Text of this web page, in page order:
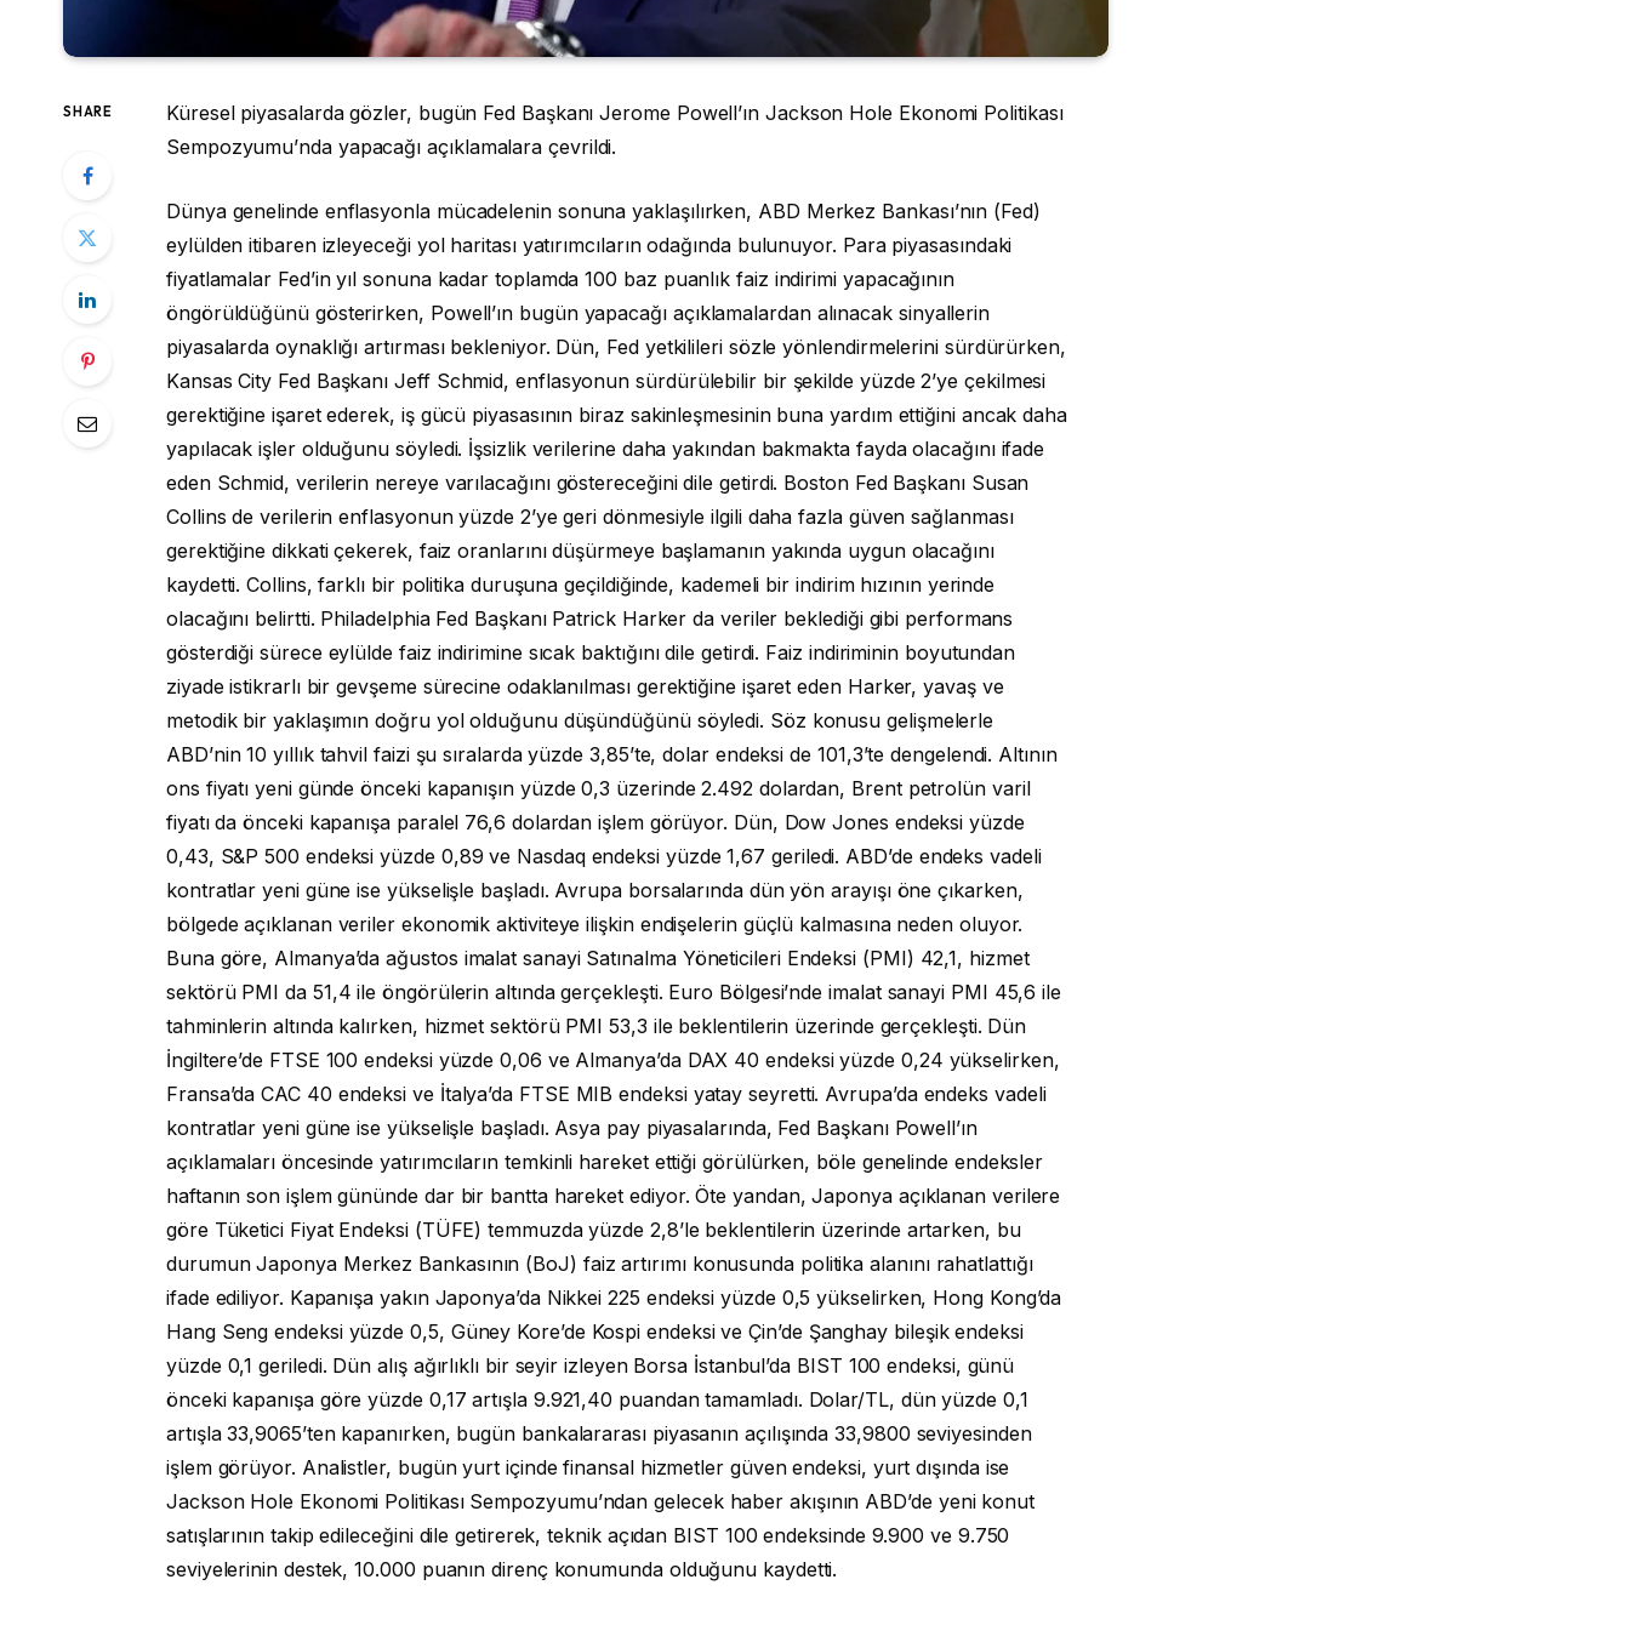
SHARE
Küresel piyasalarda gözler, bugün Fed Başkanı Jerome Powell’ın Jackson Hole Ekonomi Politikası
Sempozyumu’nda yapacağı açıklamalara çevrildi.
Dünya genelinde enflasyonla mücadelenin sonuna yaklaşılırken, ABD Merkez Bankası’nın (Fed)
eylülden itibaren izleyeceği yol haritası yatırımcıların odağında bulunuyor. Para piyasasındaki
fiyatlamalar Fed’in yıl sonuna kadar toplamda 100 baz puanlık faiz indirimi yapacağının
öngörüldüğünü gösterirken, Powell’ın bugün yapacağı açıklamalardan alınacak sinyallerin
piyasalarda oynaklığı artırması bekleniyor. Dün, Fed yetkilileri sözle yönlendirmelerini sürdürürken,
Kansas City Fed Başkanı Jeff Schmid, enflasyonun sürdürülebilir bir şekilde yüzde 2’ye çekilmesi
gerektiğine işaret ederek, iş gücü piyasasının biraz sakinleşmesinin buna yardım ettiğini ancak daha
yapılacak işler olduğunu söyledi. İşsizlik verilerine daha yakından bakmakta fayda olacağını ifade
eden Schmid, verilerin nereye varılacağını göstereceğini dile getirdi. Boston Fed Başkanı Susan
Collins de verilerin enflasyonun yüzde 2’ye geri dönmesiyle ilgili daha fazla güven sağlanması
gerektiğine dikkati çekerek, faiz oranlarını düşürmeye başlamanın yakında uygun olacağını
kaydetti. Collins, farklı bir politika duruşuna geçildiğinde, kademeli bir indirim hızının yerinde
olacağını belirtti. Philadelphia Fed Başkanı Patrick Harker da veriler beklediği gibi performans
gösterdiği sürece eylülde faiz indirimine sıcak baktığını dile getirdi. Faiz indiriminin boyutundan
ziyade istikrarlı bir gevşeme sürecine odaklanılması gerektiğine işaret eden Harker, yavaş ve
metodik bir yaklaşımın doğru yol olduğunu düşündüğünü söyledi. Söz konusu gelişmelerle
ABD’nin 10 yıllık tahvil faizi şu sıralarda yüzde 3,85’te, dolar endeksi de 101,3’te dengelendi. Altının
ons fiyatı yeni günde önceki kapanışın yüzde 0,3 üzerinde 2.492 dolardan, Brent petrolün varil
fiyatı da önceki kapanışa paralel 76,6 dolardan işlem görüyor. Dün, Dow Jones endeksi yüzde
0,43, S&P 500 endeksi yüzde 0,89 ve Nasdaq endeksi yüzde 1,67 geriledi. ABD’de endeks vadeli
kontratlar yeni güne ise yükselişle başladı. Avrupa borsalarında dün yön arayışı öne çıkarken,
bölgede açıklanan veriler ekonomik aktiviteye ilişkin endişelerin güçlü kalmasına neden oluyor.
Buna göre, Almanya’da ağustos imalat sanayi Satınalma Yöneticileri Endeksi (PMI) 42,1, hizmet
sektörü PMI da 51,4 ile öngörülerin altında gerçekleşti. Euro Bölgesi’nde imalat sanayi PMI 45,6 ile
tahminlerin altında kalırken, hizmet sektörü PMI 53,3 ile beklentilerin üzerinde gerçekleşti. Dün
İngiltere’de FTSE 100 endeksi yüzde 0,06 ve Almanya’da DAX 40 endeksi yüzde 0,24 yükselirken,
Fransa’da CAC 40 endeksi ve İtalya’da FTSE MIB endeksi yatay seyretti. Avrupa’da endeks vadeli
kontratlar yeni güne ise yükselişle başladı. Asya pay piyasalarında, Fed Başkanı Powell’ın
açıklamaları öncesinde yatırımcıların temkinli hareket ettiği görülürken, böle genelinde endeksler
haftanın son işlem gününde dar bir bantta hareket ediyor. Öte yandan, Japonya açıklanan verilere
göre Tüketici Fiyat Endeksi (TÜFE) temmuzda yüzde 2,8’le beklentilerin üzerinde artarken, bu
durumun Japonya Merkez Bankasının (BoJ) faiz artırımı konusunda politika alanını rahatlattığı
ifade ediliyor. Kapanışa yakın Japonya’da Nikkei 225 endeksi yüzde 0,5 yükselirken, Hong Kong’da
Hang Seng endeksi yüzde 0,5, Güney Kore’de Kospi endeksi ve Çin’de Şanghay bileşik endeksi
yüzde 0,1 geriledi. Dün alış ağırlıklı bir seyir izleyen Borsa İstanbul’da BIST 100 endeksi, günü
önceki kapanışa göre yüzde 0,17 artışla 9.921,40 puandan tamamladı. Dolar/TL, dün yüzde 0,1
artışla 33,9065’ten kapanırken, bugün bankalararası piyasanın açılışında 33,9800 seviyesinden
işlem görüyor. Analistler, bugün yurt içinde finansal hizmetler güven endeksi, yurt dışında ise
Jackson Hole Ekonomi Politikası Sempozyumu’ndan gelecek haber akışının ABD’de yeni konut
satışlarının takip edileceğini dile getirerek, teknik açıdan BIST 100 endeksinde 9.900 ve 9.750
seviyelerinin destek, 10.000 puanın direnç konumunda olduğunu kaydetti.